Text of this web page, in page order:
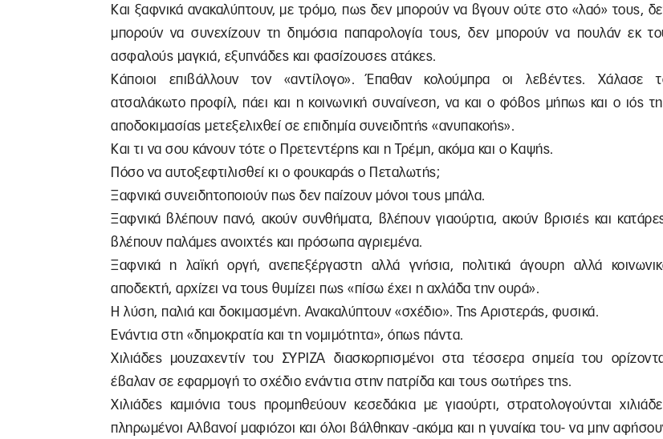
Και ξαφνικά ανακαλύπτουν, με τρόμο, πως δεν μπορούν να βγουν ούτε στο «λαό» τους,
μπορούν να συνεχίζουν τη δημόσια παπαρολογία τους, δεν μπορούν να πουλάν εκ
ασφαλούς μαγκιά, εξυπνάδες και φασίζουσες ατάκες.
Κάποιοι επιβάλλουν τον «αντίλογο». Έπαθαν κολούμπρα οι λεβέντες. Χάλασε
ατσαλάκωτο προφίλ, πάει και η κοινωνική συναίνεση, να και ο φόβος μήπως και ο ιός
αποδοκιμασίας μετεξελιχθεί σε επιδημία συνειδητής «ανυπακοής».
Και τι να σου κάνουν τότε ο Πρετεντέρης και η Τρέμη, ακόμα και ο Καψής.
Πόσο να αυτοξεφτιλισθεί κι ο φουκαράς ο Πεταλωτής;
Ξαφνικά συνειδητοποιούν πως δεν παίζουν μόνοι τους μπάλα.
Ξαφνικά βλέπουν πανό, ακούν συνθήματα, βλέπουν γιαούρτια, ακούν βρισιές και
βλέπουν παλάμες ανοιχτές και πρόσωπα αγριεμένα.
Ξαφνικά η λαϊκή οργή, ανεπεξέργαστη αλλά γνήσια, πολιτικά άγουρη αλλά
αποδεκτή, αρχίζει να τους θυμίζει πως «πίσω έχει η αχλάδα την ουρά».
Η λύση, παλιά και δοκιμασμένη. Ανακαλύπτουν «σχέδιο». Της Αριστεράς, φυσικά.
Ενάντια στη «δημοκρατία και τη νομιμότητα», όπως πάντα.
Χιλιάδες μουζαχεντίν του ΣΥΡΙΖΑ διασκορπισμένοι στα τέσσερα σημεία του
έβαλαν σε εφαρμογή το σχέδιο ενάντια στην πατρίδα και τους σωτήρες της.
Χιλιάδες καμιόνια τους προμηθεύουν κεσεδάκια με γιαούρτι, στρατολογούνται
πληρωμένοι Αλβανοί μαφιόζοι και όλοι βάλθηκαν -ακόμα και η γυναίκα του- να μην